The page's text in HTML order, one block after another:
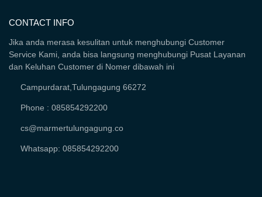
CONTACT INFO
Jika anda merasa kesulitan untuk menghubungi Customer
Service Kami, anda bisa langsung menghubungi Pusat Layanan
dan Keluhan Customer di Nomer dibawah ini
Campurdarat,Tulungagung 66272
Phone : 085854292200
cs@marmertulungagung.co
Whatsapp: 085854292200